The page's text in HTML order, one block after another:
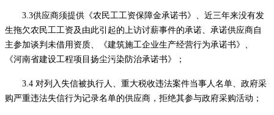
3.3供应商须提供《农民工工资保障金承诺书》、近三年来没有发
生拖欠农民工工资及由此引起的上访讨薪事件的承诺、承诺供应商自
主参加谈判未借用资质、《建筑施工企业生产经营行为承诺书》、
《河南省建设工程项目扬尘污染防治承诺书》
；
3.4 对列入失信被执行人、重大税收违法案件当事人名单、政府采
购严重违法失信行为记录名单的供应商，拒绝其参与政府采购活动；